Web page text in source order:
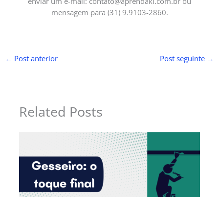
mensagem para (31) 9.9103-2860.
← Post anterior Post seguinte →
Related Posts